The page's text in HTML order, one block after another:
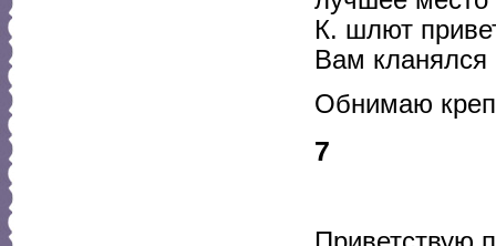
К. шлют
Вам кланялся
Обнимаю
7